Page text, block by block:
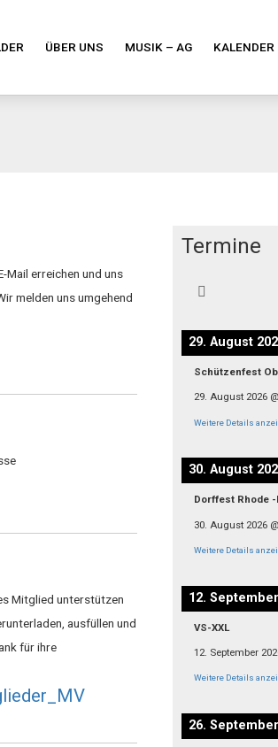
ÜBER UNS MUSIK – AG KALENDER
Mail erreichen und uns
melden uns umgehend
Mitglied unterstützen
ausfüllen und
für ihre
Termine
29. August
Schützenfest
29. August 2026
Weitere Details
30. August
Dorffest Rhode
30. August 2026
Weitere Details
12.
VS-XXL
12. September
Weitere Details
26.